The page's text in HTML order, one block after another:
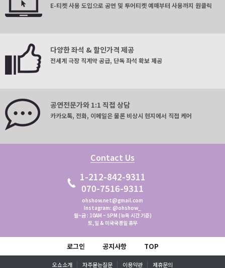
E-티켓 사용 도입으로 공연 및 투어티켓 예매부터 사용까지 원클릭
다양한 좌석 & 할인가격 제공
전세계 극장 직계약 공급, 단독 좌석 확보 제공
공연전문가와 1:1 직접 상담
카카오톡, 전화, 이메일은 물론 비상시 현지에서 직접 케어
Contact Us
1-212-842-9311
070-7516-9311
ohshow.net@gmail.com
Instagram: @ohshow_
월~금 : 10AM ~ 5PM (뉴욕 시간 기준)
토,일 & 미국국경일 휴무
로그인 공지사항 TOP
오쇼소개 자주묻는질문 이용약관 제휴문의